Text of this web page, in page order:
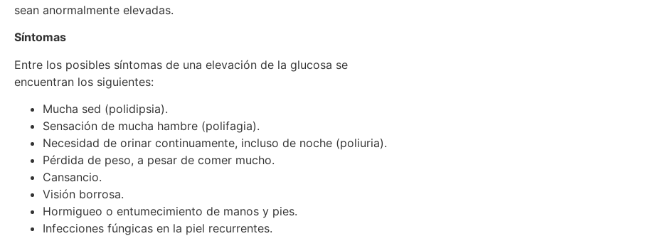
sean anormalmente elevadas.
Síntomas
Entre los posibles síntomas de una elevación de la glucosa se
encuentran los siguientes:
Mucha sed (polidipsia).
Sensación de mucha hambre (polifagia).
Necesidad de orinar continuamente, incluso de noche (poliuria).
Pérdida de peso, a pesar de comer mucho.
Cansancio.
Visión borrosa.
Hormigueo o entumecimiento de manos y pies.
Infecciones fúngicas en la piel recurrentes.